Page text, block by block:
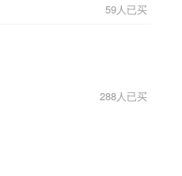
59人已买
288人已买